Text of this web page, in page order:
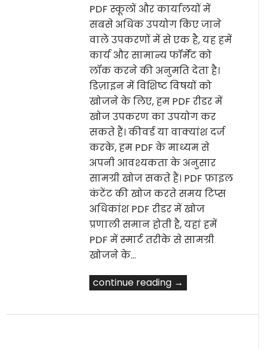
PDF स्कूलों और कार्यालयों में
सबसे अधिक उपयोग किए जाने
वाले उपकरणों में से एक है, यह हमें
कार्य और सामान्य फॉर्मेट को
लॉक करने की अनुमति देता है।
डिज़ाइन में विशिष्ट विषयों को
खोजने के लिए, हम PDF रीडर में
खोज उपकरण का उपयोग कर
सकते हैं। कीवर्ड या वाक्यांश दर्ज
करके, हम PDF के माध्यम से
अपनी आवश्यकता के अनुसार
सामग्री खोज सकते हैं। PDF फ़ाइल
कंटेंट की खोज करते समय टिप्स
अधिकांश PDF रीडर में खोज
प्रणाली समान होती है, यहां हमें
PDF में स्मार्ट तरीके से सामग्री
खोजने के…
continue reading →